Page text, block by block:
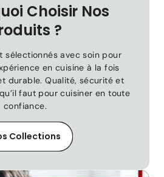
Choisir Nos
?
sélectionnés avec soin pour
en cuisine à la fois
durable. Qualité, sécurité et
faut pour cuisiner en toute
confiance.
Collections